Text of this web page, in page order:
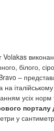
Volakas
білого,
–
на
усіх норм
порталу
у